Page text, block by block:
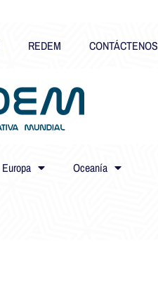
REDEM CONTÁCTENOS
Europa Oceanía